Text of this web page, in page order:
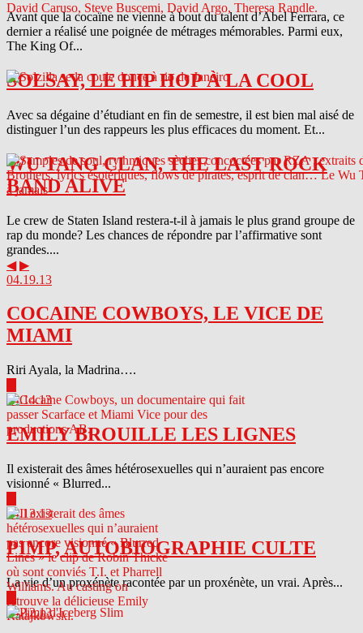
Avant que la cocaïne ne vienne à bout du talent d’Abel Ferrara, ce
dernier a réalisé une poignée de métrages mémorables. Parmi eux,
The King Of...
SOLSAY, LE HIP HOP À LA COOL
Avec sa dégaine d’étudiant en fin de semestre, il est bien mal aisé de
distinguer l’un des rappeurs les plus efficaces du moment. Et...
WU TANG CLAN, THE LAST ROCK
BAND ALIVE
Le crew de Staten Island restera-t-il à jamais le plus grand groupe de
rap du monde? Les chances de répondre par l’affirmative sont
grandes....
◀ ▶
04.19.13
COCAINE COWBOYS, LE VICE DE
MIAMI
Riri Ayala, la Madrina….
04.14.13
EMILY BROUILLE LES LIGNES
Il existerait des âmes hétérosexuelles qui n’auraient pas encore
visionné « Blurred...
04.13.13
PIMP, AUTOBIOGRAPHIE CULTE
La vie d’un proxénète racontée par un proxénète, un vrai. Après...
04.12.13